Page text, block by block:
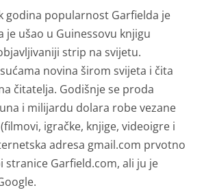
godina popularnost Garfielda je
je ušao u Guinessovu knjigu
strip na svijetu.
novina širom svijeta i čita
čitatelja. Godišnje se proda
i milijardu dolara robe vezane
igračke, knjige, videoigre i
adresa gmail.com prvotno
stranice Garfield.com, ali ju je